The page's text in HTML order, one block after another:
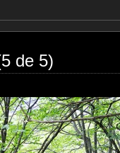
de 5)